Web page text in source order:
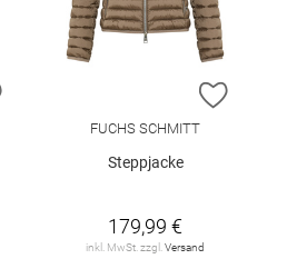
ZUR WUNSCHLISTE HINZUFÜGEN
ZUR
FUCHS SCHMITT
Steppjacke
179,99 €
inkl. MwSt. zzgl. Versand